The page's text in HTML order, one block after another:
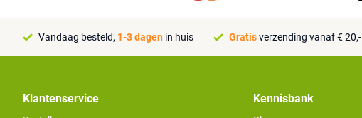
Vandaag besteld, 1-3 dagen in huis Gratisverzending vanaf € 20,-
Klantenservice Kennisbank